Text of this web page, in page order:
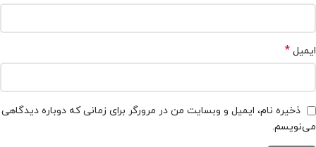
ایمیل *
ذخیره نام، ایمیل و وبسایت من در مرورگر برای زمانی که دوباره دیدگاهی
می‌نویسم.